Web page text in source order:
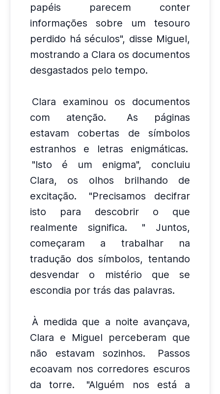
papéis parecem conter
informações sobre um tesouro
perdido há séculos", disse Miguel,
mostrando a Clara os documentos
desgastados pelo tempo.
Clara examinou os documentos
com atenção.
As páginas
estavam cobertas de símbolos
estranhos e letras enigmáticas.
"Isto é um enigma", concluiu
Clara, os olhos brilhando de
excitação.
"Precisamos decifrar
isto para descobrir o que
realmente significa.
" Juntos,
começaram a trabalhar na
tradução dos símbolos, tentando
desvendar o mistério que se
escondia por trás das palavras.
À medida que a noite avançava,
Clara e Miguel perceberam que
não estavam sozinhos.
Passos
ecoavam nos corredores escuros
da torre.
"Alguém nos está a